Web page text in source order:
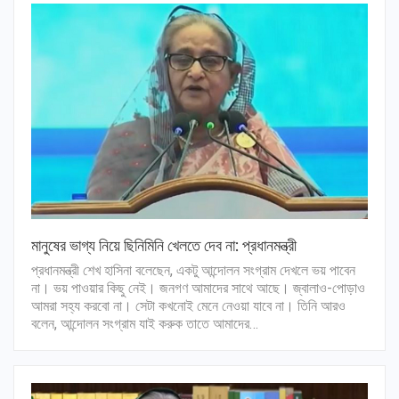
মানুষের ভাগ্য নিয়ে ছিনিমিনি খেলতে দেব না: প্রধানমন্ত্রী
প্রধানমন্ত্রী শেখ হাসিনা বলেছেন, একটু আন্দোলন সংগ্রাম দেখলে ভয় পাবেন
না। ভয় পাওয়ার কিছু নেই। জনগণ আমাদের সাথে আছে। জ্বালাও-পোড়াও
আমরা সহ্য করবো না। সেটা কখনোই মেনে নেওয়া যাবে না। তিনি আরও
বলেন, আন্দোলন সংগ্রাম যাই করুক তাতে আমাদের…